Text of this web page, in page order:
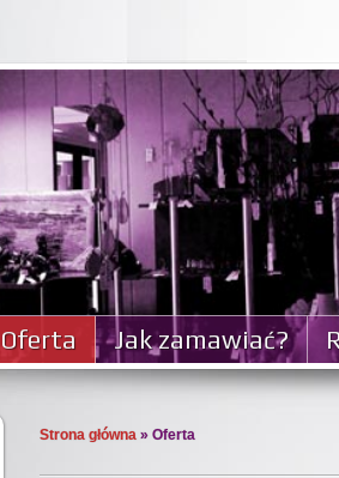
Oferta Jak zamawiać?
Strona główna» Oferta